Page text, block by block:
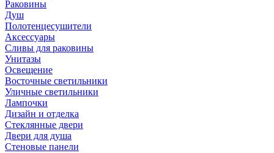
Раковины
Душ
Полотенцесушители
Аксессуары
Сливы для раковины
Унитазы
Освещение
Восточные светильники
Уличные светильники
Лампочки
Дизайн и отделка
Стеклянные двери
Двери для душа
Стеновые панели